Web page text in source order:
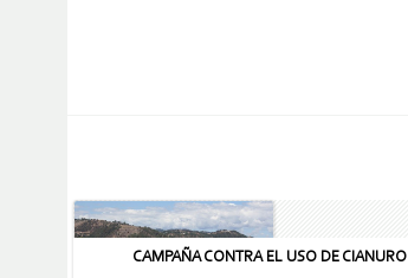
CAMPAÑA CONTRA EL USO DE CIANURO